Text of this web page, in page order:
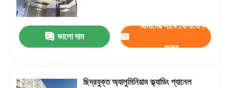
বাড়ি
ভালো দাম
আমাদের সাথে যোগাযোগ
করুন
ছিদ্রযুক্ত অ্যালুমিনিয়াম ক্ল্যাডিং প্যানেল